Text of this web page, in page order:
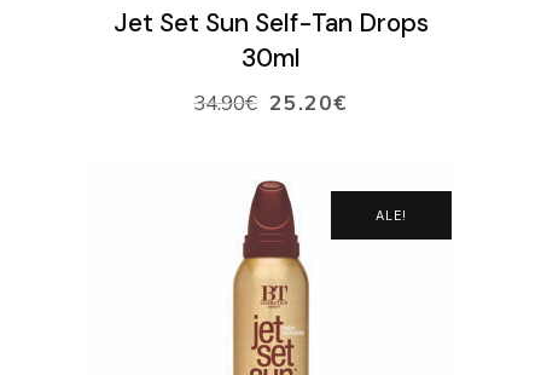
LISÄÄ OSTOSKORIIN
Jet Set Sun Self-Tan Drops
30ml
34.90€ 25.20€
ALE!